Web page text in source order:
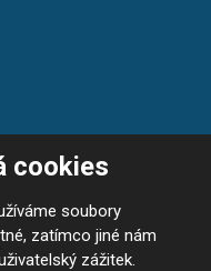
cookies
soubory
zatímco jiné nám
zážitek.